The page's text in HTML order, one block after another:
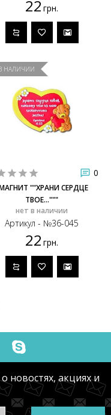
22 грн.
НАЛИЧИИ
0
""ХРАНИ СЕРДЦЕ
ТВОЕ..."""
нет в наличии
Артикул - №36-045
22 грн.
новостях, акциях и